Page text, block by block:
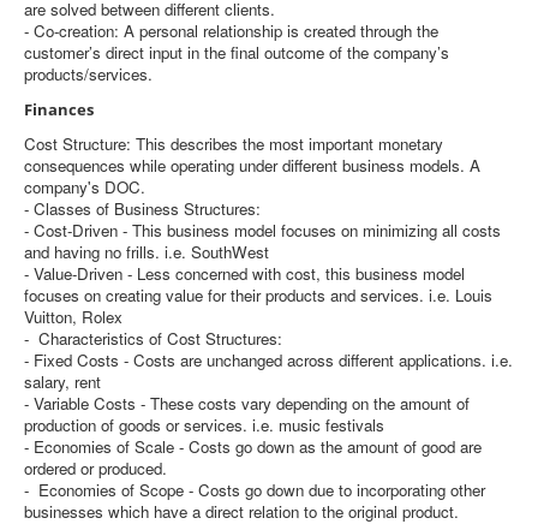
are solved between different clients.
- Co-creation: A personal relationship is created through the
customer’s direct input in the final outcome of the company’s
products/services.
Finances
Cost Structure: This describes the most important monetary
consequences while operating under different business models. A
company's DOC.
- Classes of Business Structures:
- Cost-Driven - This business model focuses on minimizing all costs
and having no frills. i.e. SouthWest
- Value-Driven - Less concerned with cost, this business model
focuses on creating value for their products and services. i.e. Louis
Vuitton, Rolex
- Characteristics of Cost Structures:
- Fixed Costs - Costs are unchanged across different applications. i.e.
salary, rent
- Variable Costs - These costs vary depending on the amount of
production of goods or services. i.e. music festivals
- Economies of Scale - Costs go down as the amount of good are
ordered or produced.
- Economies of Scope - Costs go down due to incorporating other
businesses which have a direct relation to the original product.